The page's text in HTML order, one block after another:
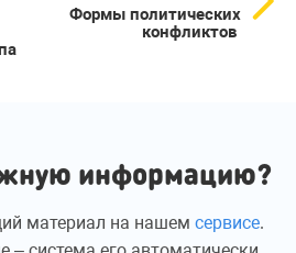
Формы политических
конфликтов
информацию?
материал на нашем сервисе.